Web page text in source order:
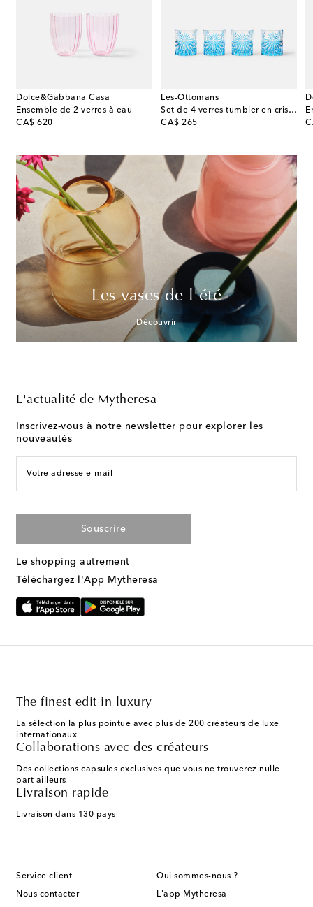
Dolce&Gabbana Casa
Ensemble de 2 verres à eau
CA$ 620
original price
Les-Ottomans
Set de 4 verres tumbler en cristal
CA$ 265
original price
Les vases de l'été
Découvrir
L'actualité de Mytheresa
Inscrivez-vous à notre newsletter pour explorer les
nouveautés
Votre adresse e-mail
Souscrire
Le shopping autrement
Téléchargez l'App Mytheresa
The finest edit in luxury
La sélection la plus pointue avec plus de 200 créateurs de luxe
internationaux
Collaborations avec des créateurs
Des collections capsules exclusives que vous ne trouverez nulle
part ailleurs
Livraison rapide
Livraison dans 130 pays
Service client
Nous contacter
Qui sommes-nous ?
L'app Mytheresa